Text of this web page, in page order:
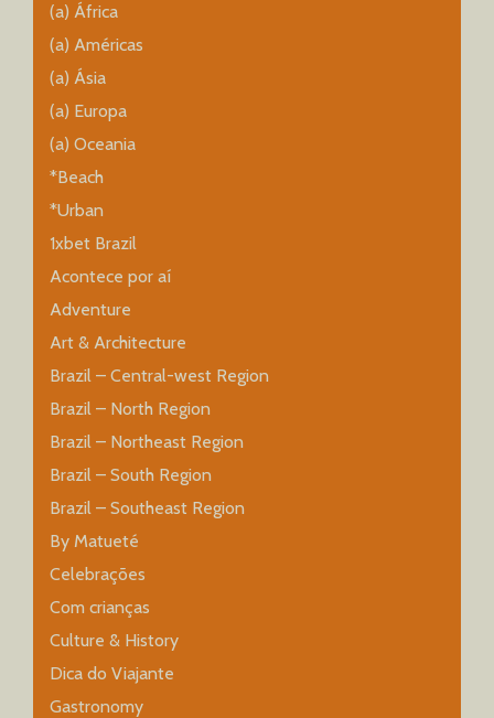
(a) África
(a) Américas
(a) Ásia
(a) Europa
(a) Oceania
*Beach
*Urban
1xbet Brazil
Acontece por aí
Adventure
Art & Architecture
Brazil – Central-west Region
Brazil – North Region
Brazil – Northeast Region
Brazil – South Region
Brazil – Southeast Region
By Matueté
Celebrações
Com crianças
Culture & History
Dica do Viajante
Gastronomy